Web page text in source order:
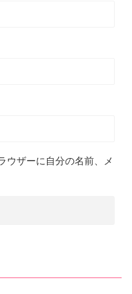
ウザーに自分の名前、メ